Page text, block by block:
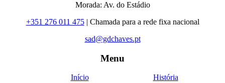
Morada: Av. do Estádio
+351 276 011 475| Chamada para a rede fixa nacional
sad@gdchaves.pt
Menu
Início
História